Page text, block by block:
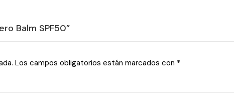
Balm SPF50”
Los campos obligatorios están marcados con *